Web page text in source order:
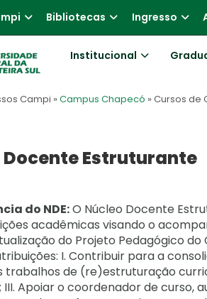
Bibliotecas Ingresso
Institucional
Campi » Campus Chapecó » Cursos de
Docente Estruturante
do NDE:O Núcleo Docente
acadêmicas visando o
do Projeto Pedagógico do
I. Contribuir para a
trabalhos de (re)estruturação
III. Apoiar o coordenador de curso,